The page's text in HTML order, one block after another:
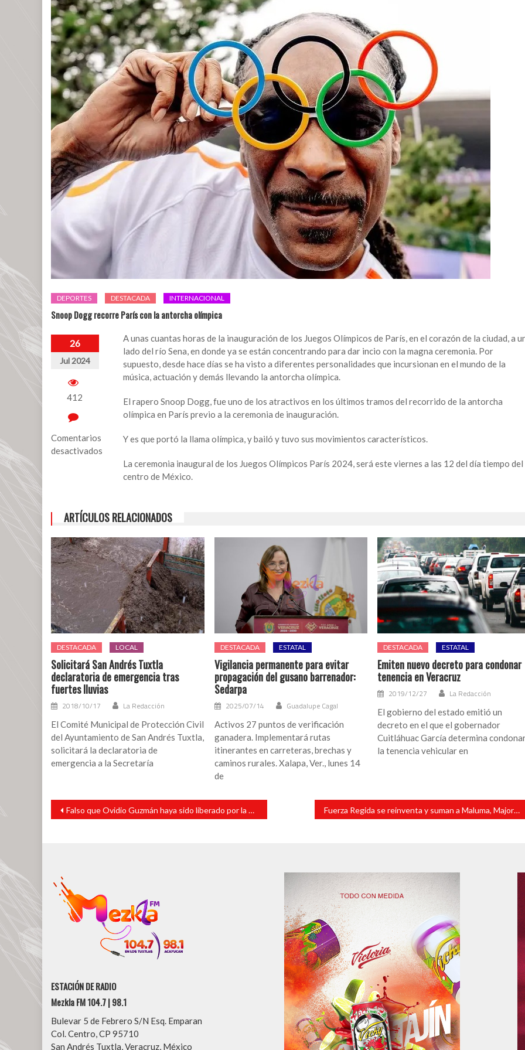
DEPORTES DESTACADA INTERNACIONAL
Snoop Dogg recorre París con la antorcha olímpica
26
Jul 2024
412
Comentarios
desactivados
París
la
antorcha
olímpica
A unas cuantas horas de la inauguración de los Juegos Olímpicos de París, en el corazón de la ciudad, a
lado del río Sena, en donde ya se están concentrando para dar incio con la magna ceremonia. Por
supuesto, desde hace días se ha visto a diferentes personalidades que incursionan en el mundo de la
música, actuación y demás llevando la antorcha olímpica.
El rapero Snoop Dogg, fue uno de los atractivos en los últimos tramos del recorrido de la antorcha
olímpica en París previo a la ceremonia de inauguración.
Y es que portó la llama olímpica, y bailó y tuvo sus movimientos característicos.
La ceremonia inaugural de los Juegos Olímpicos París 2024, será este viernes a las 12 del día tiempo del
centro de México.
ARTÍCULOS RELACIONADOS
DESTACADA LOCAL
Solicitará San Andrés Tuxtla
declaratoria de emergencia tras
fuertes lluvias
2018/10/17 La Redacción
El Comité Municipal de Protección Civil
del Ayuntamiento de San Andrés Tuxtla,
solicitará la declaratoria de
emergencia a la Secretaría
DESTACADA ESTATAL
Vigilancia permanente para evitar
propagación del gusano barrenador:
Sedarpa
2025/07/14 Guadalupe Cagal
Activos 27 puntos de verificación
ganadera. Implementará rutas
itinerantes en carreteras, brechas y
caminos rurales. Xalapa, Ver., lunes 14
de
DESTACADA ESTATAL
Emiten nuevo decreto para condonar
tenencia en Veracruz
2019/12/27 La Redacción
El gobierno del estado emitió un
decreto en el que el gobernador
Cuitláhuac García determina
la tenencia vehicular en
Navegación
entradas
Falso que Ovidio Guzmán haya sido liberado por la policía estadounidense Fuerza Regida se reinventa y suman a Maluma, Major Lazer y a Bellakath
ESTACIÓN DE RADIO
Mezkla FM 104.7 | 98.1
Bulevar 5 de Febrero S/N Esq. Emparan
Col. Centro, CP 95710
San Andrés Tuxtla, Veracruz, México